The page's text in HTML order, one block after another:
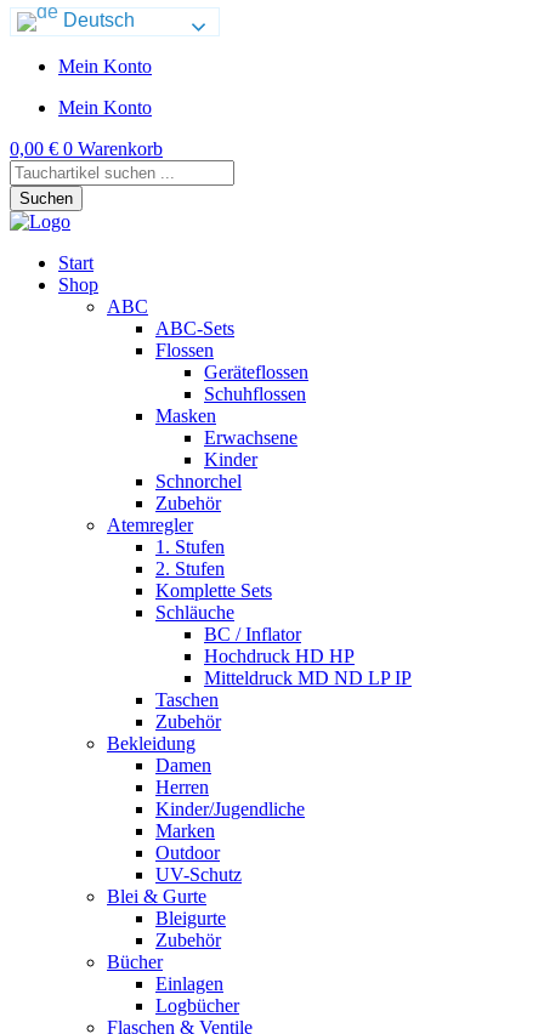
Deutsch
Mein Konto
Mein Konto
0,00 € 0 Warenkorb
Products
search
Suchen
Start
Shop
ABC
ABC-Sets
Flossen
Geräteflossen
Schuhflossen
Masken
Erwachsene
Kinder
Schnorchel
Zubehör
Atemregler
1. Stufen
2. Stufen
Komplette Sets
Schläuche
BC / Inflator
Hochdruck HD HP
Mitteldruck MD ND LP IP
Taschen
Zubehör
Bekleidung
Damen
Herren
Kinder/Jugendliche
Marken
Outdoor
UV-Schutz
Blei & Gurte
Bleigurte
Zubehör
Bücher
Einlagen
Logbücher
Flaschen & Ventile